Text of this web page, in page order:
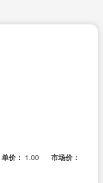
单价： 1.00
市场价：